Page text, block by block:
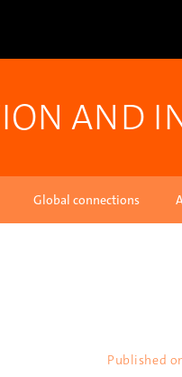
AND
Global connections
Published